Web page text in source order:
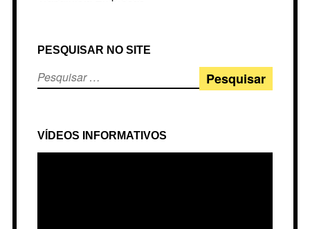
PESQUISAR NO SITE
VÍDEOS INFORMATIVOS